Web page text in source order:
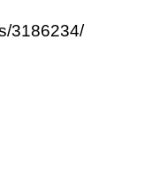
3186234/